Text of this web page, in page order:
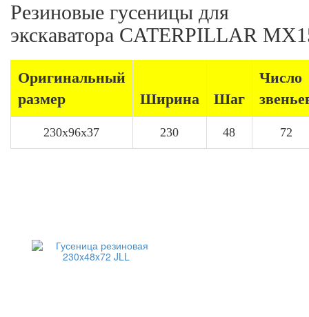
Резиновые гусеницы для
экскаватора CATERPILLAR
Оригинальный
размер
Ширина Шаг
Число
230x96x37 230 48 72